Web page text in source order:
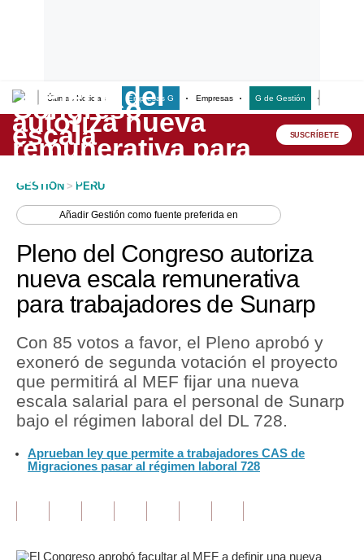
Últimas Noticias Empresas G Empresas G de Gestión
Lo último
Peru Quiosco
Economía
Mercados
Política
Tu Dinero
Finanzas Personales
Inmobiliarias
Opinión
Editorial
SUSCRÍBETE
GESTION > PERU
AñadirGestión como fuente preferida en
Pleno del Congreso autoriza
nueva escala remunerativa
para trabajadores de Sunarp
Con 85 votos a favor, el Pleno aprobó y
exoneró de segunda votación el proyecto
que permitirá al MEF fijar una nueva
escala salarial para el personal de Sunarp
bajo el régimen laboral del DL 728.
Aprueban ley que permite a trabajadores CAS de
Migraciones pasar al régimen laboral 728